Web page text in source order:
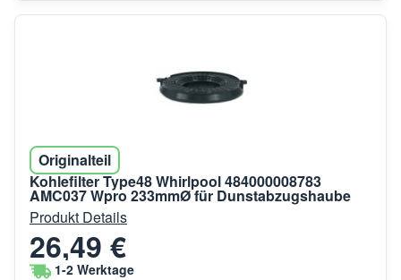
Originalteil
Kohlefilter Type48 Whirlpool 484000008783
AMC037 Wpro 233mmØ für Dunstabzugshaube
Produkt Details
26,49 €
1-2 Werktage